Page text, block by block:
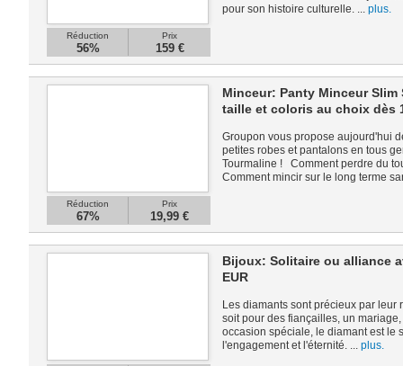
Réduction
56%
Prix
159 €
pour son histoire culturelle. ... plus.
Réduction
67%
Prix
19,99 €
Minceur: Panty Minceur Slim
taille et coloris au choix dès
Groupon vous propose aujourd'hui
petites robes et pantalons en tous
Tourmaline ! Comment perdre du
Comment mincir sur le long terme
Bijoux: Solitaire ou alliance
EUR
Les diamants sont précieux par leur
soit pour des fiançailles, un
occasion spéciale, le diamant est le
l'engagement et l'éternité. ... plus.